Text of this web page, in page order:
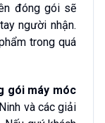
đóng gói sẽ
người nhận.
trong quá
gói máy móc
và các giải